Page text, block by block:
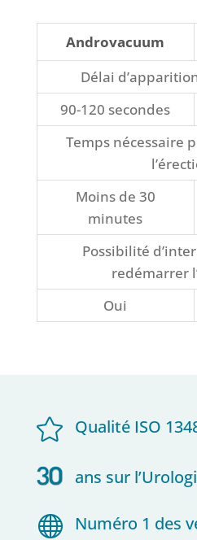
Androvacuum
Délai
90-120 secondes
Temps nécessaire
Moins de 30
minutes
Possibilité
redémarrer
Oui
 Qualité ISO
ans sur
 Numéro 1 des